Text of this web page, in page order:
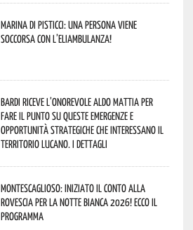
Marina di Pisticci: una persona viene
soccorsa con l’eliambulanza!
Bardi riceve l’onorevole Aldo Mattia per
fare il punto su queste emergenze e
opportunità strategiche che interessano il
territorio lucano. I dettagli
Montescaglioso: iniziato il conto alla
rovescia per la Notte Bianca 2026! Ecco il
programma